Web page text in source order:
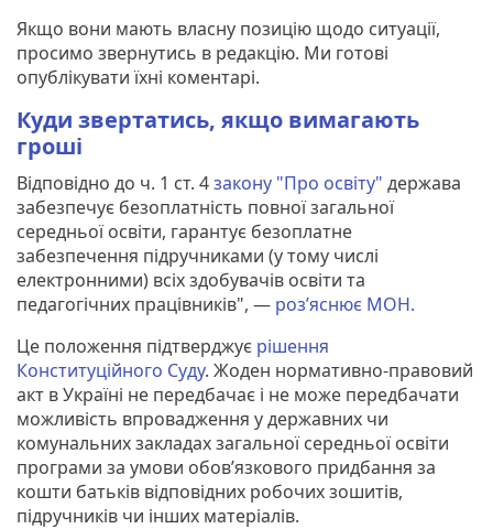
Якщо вони мають власну позицію щодо ситуації,
просимо звернутись в редакцію. Ми готові
опублікувати їхні коментарі.
Куди звертатись, якщо вимагають
гроші
Відповідно до ч. 1 ст. 4закону "Про освіту" держава
забезпечує безоплатність повної загальної
середньої освіти, гарантує безоплатне
забезпечення підручниками (у тому числі
електронними) всіх здобувачів освіти та
педагогічних працівників", — роз’яснює МОН.
Це положення підтверджує рішення
Конституційного Суду. Жоден нормативно-правовий
акт в Україні не передбачає і не може передбачати
можливість впровадження у державних чи
комунальних закладах загальної середньої освіти
програми за умови обов’язкового придбання за
кошти батьків відповідних робочих зошитів,
підручників чи інших матеріалів.